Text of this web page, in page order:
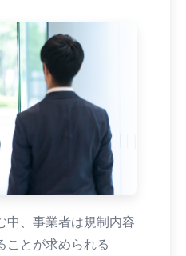
中、事業者は規制内容
ことが求められる